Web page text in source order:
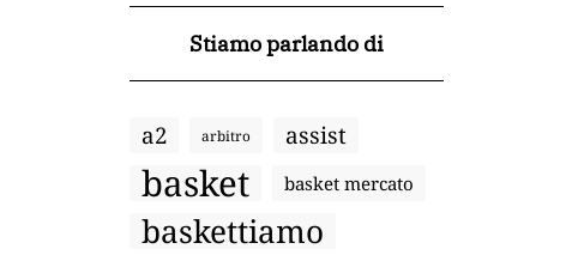
Stiamo parlando di
a2 arbitro assist
basket basket mercato
baskettiamo